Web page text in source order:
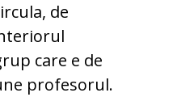
de
care e de
profesorul.